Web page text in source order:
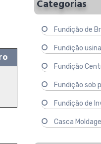
Categorias
Fundição de
Fundição
Fundição
Fundição sob
Fundição de
Casca